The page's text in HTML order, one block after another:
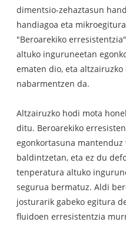
dimentsio-zehaztasun
handiagoa eta
"Beroarekiko
altuko inguruneetan
ematen dio, eta
nabarmentzen da.
Altzairuzko hodi mota
ditu. Beroarekiko
egonkortasuna
baldintzetan, eta ez du
tenperatura altuko
segurua bermatuz. Aldi
josturarik gabeko egitura
fluidoen erresistentzia